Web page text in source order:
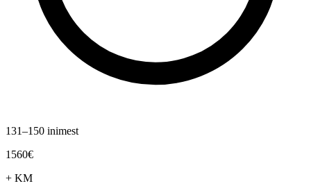
131–150 inimest
1560€
+ KM